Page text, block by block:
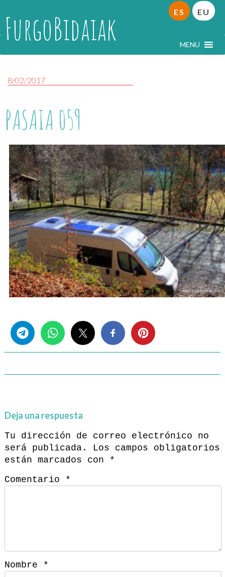
FurgoBidaiak MENU
ES EU
8/02/2017
PASAIA 059
Deja una respuesta
Tu dirección de correo electrónico no
será publicada.
Los campos obligatorios
están marcados con
*
Comentario
*
Nombre *